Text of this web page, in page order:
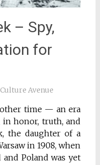
– Spy,
for
Culture Avenue
time — an era
honor, truth, and
the daughter of a
in 1908, when
Poland was yet